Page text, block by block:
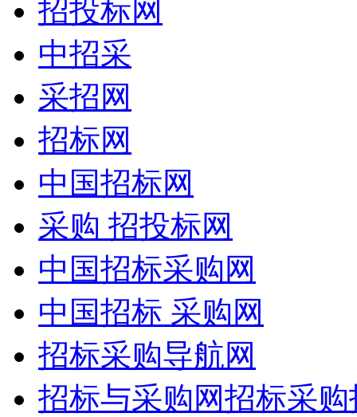
招投标网
中招采
采招网
招标网
中国招标网
采购 招投标网
中国招标采购网
中国招标 采购网
招标采购导航网
招标与采购网招标采